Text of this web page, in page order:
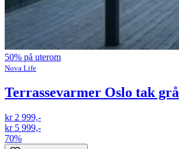
50% på uterom
Nova Life
Terrassevarmer Oslo tak grå
kr 2 999,-
kr 5 999,-
70%